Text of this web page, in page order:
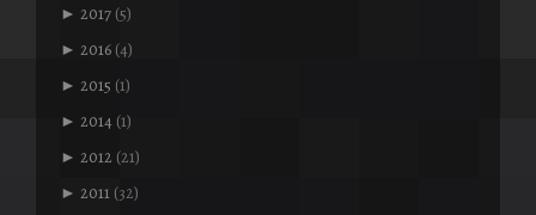
► 2017 (5)
► 2016 (4)
► 2015 (1)
► 2014 (1)
► 2012 (21)
► 2011 (32)